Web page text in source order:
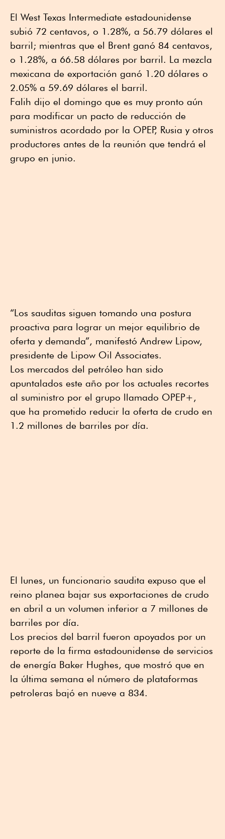
El West Texas Intermediate estadounidense
subió 72 centavos, o 1.28%, a 56.79 dólares el
barril; mientras que el Brent ganó 84 centavos,
o 1.28%, a 66.58 dólares por barril. La mezcla
mexicana de exportación ganó 1.20 dólares o
2.05% a 59.69 dólares el barril.
Falih dijo el domingo que es muy pronto aún
para modificar un pacto de reducción de
suministros acordado por la OPEP, Rusia y otros
productores antes de la reunión que tendrá el
grupo en junio.
“Los sauditas siguen tomando una postura
proactiva para lograr un mejor equilibrio de
oferta y demanda”, manifestó Andrew Lipow,
presidente de Lipow Oil Associates.
Los mercados del petróleo han sido
apuntalados este año por los actuales recortes
al suministro por el grupo llamado OPEP+,
que ha prometido reducir la oferta de crudo en
1.2 millones de barriles por día.
El lunes, un funcionario saudita expuso que el
reino planea bajar sus exportaciones de crudo
en abril a un volumen inferior a 7 millones de
barriles por día.
Los precios del barril fueron apoyados por un
reporte de la firma estadounidense de servicios
de energía Baker Hughes, que mostró que en
la última semana el número de plataformas
petroleras bajó en nueve a 834.